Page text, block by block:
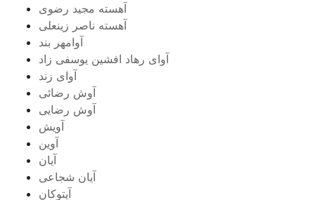
آهسته مجید رضوی
آهسته ناصر زینعلی
آوامهر بند
آوای رهاد افشین یوسفی زاد
آوای زند
آوش رضائی
آوش رضایی
آویش
آوین
آیان
آیان شجاعی
آیتوکان